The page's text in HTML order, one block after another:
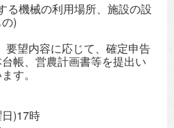
る機械の利用場所、施設の設
)
要望内容に応じて、確定申告
帳、営農計画書等を提出い
す。
)17時